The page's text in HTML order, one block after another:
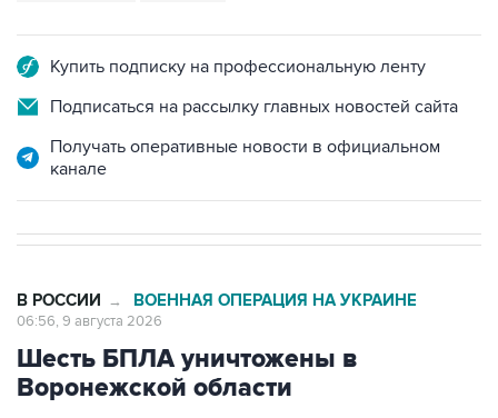
Купить подписку на профессиональную ленту
Подписаться на рассылку главных новостей сайта
Получать оперативные новости в официальном
канале
В РОССИИ → ВОЕННАЯ ОПЕРАЦИЯ НА УКРАИНЕ
06:56, 9 августа 2026
Шесть БПЛА уничтожены в
Воронежской области